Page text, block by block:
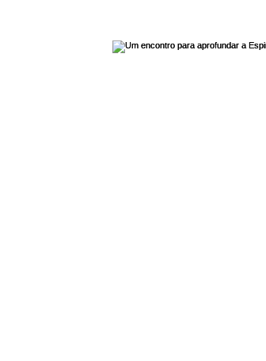
Voluntários/Voluntárias de Deus